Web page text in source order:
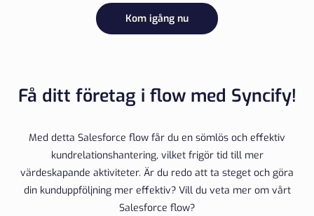
Kom igång nu
Få ditt företag i flow med Syncify!
Med detta Salesforce flow får du en sömlös och effektiv
kundrelationshantering, vilket frigör tid till mer
värdeskapande aktiviteter. Är du redo att ta steget och göra
din kunduppföljning mer effektiv? Vill du veta mer om vårt
Salesforce flow?